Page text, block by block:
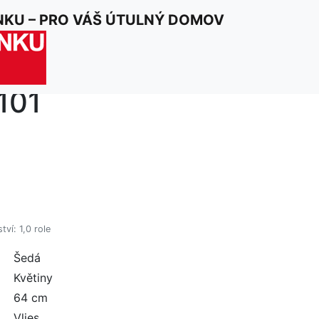
– PRO VÁŠ ÚTULNÝ DOMOV
1,0 role
Šedá
Květiny
64 cm